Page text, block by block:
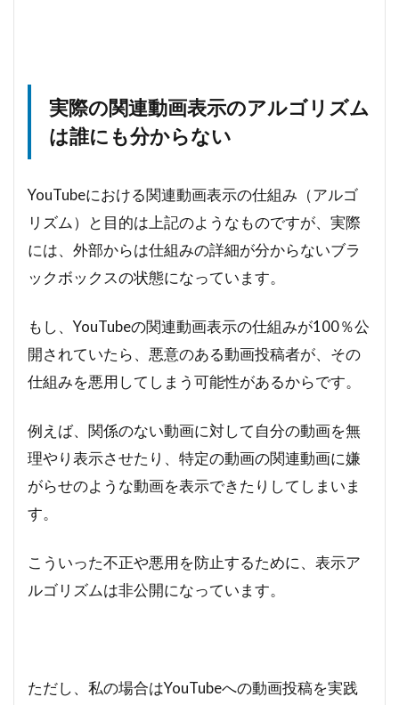
実際の関連動画表示のアルゴリズム
は誰にも分からない
YouTubeにおける関連動画表示の仕組み（アルゴ
リズム）と目的は上記のようなものですが、実際
には、外部からは仕組みの詳細が分からないブラ
ックボックスの状態になっています。
もし、YouTubeの関連動画表示の仕組みが100％公
開されていたら、悪意のある動画投稿者が、その
仕組みを悪用してしまう可能性があるからです。
例えば、関係のない動画に対して自分の動画を無
理やり表示させたり、特定の動画の関連動画に嫌
がらせのような動画を表示できたりしてしまいま
す。
こういった不正や悪用を防止するために、表示ア
ルゴリズムは非公開になっています。
ただし、私の場合はYouTubeへの動画投稿を実践